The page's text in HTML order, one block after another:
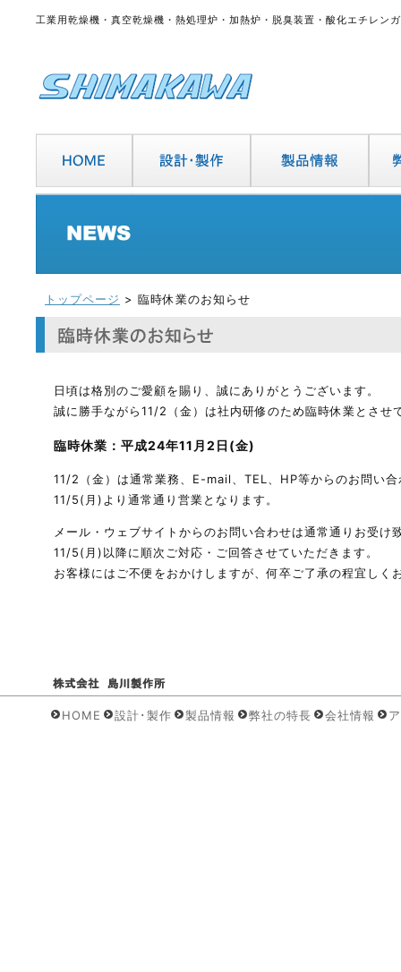
工業用乾燥機・真空乾燥機・熱処理炉・加熱炉・脱臭装置・酸化エチレン
トップページ > 臨時休業のお知らせ
日頃は格別のご愛顧を賜り、誠にありがとうございます。
誠に勝手ながら11/2（金）は社内研修のため臨時休業とさせ
臨時休業：平成24年11月2日(金)
11/2（金）は通常業務、E-mail、TEL、HP等からのお問い
11/5(月)より通常通り営業となります。
メール・ウェブサイトからのお問い合わせは通常通りお受
11/5(月)以降に順次ご対応・ご回答させていただきます。
お客様にはご不便をおかけしますが、何卒ご了承の程宜しく
HOME 設計･製作 製品情報 弊社の特長 会社情報